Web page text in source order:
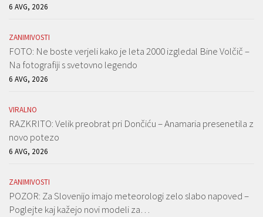
6 AVG, 2026
ZANIMIVOSTI
FOTO: Ne boste verjeli kako je leta 2000 izgledal Bine Volčič –
Na fotografiji s svetovno legendo
6 AVG, 2026
VIRALNO
RAZKRITO: Velik preobrat pri Dončiću – Anamaria presenetila z
novo potezo
6 AVG, 2026
ZANIMIVOSTI
POZOR: Za Slovenijo imajo meteorologi zelo slabo napoved –
Poglejte kaj kažejo novi modeli za…